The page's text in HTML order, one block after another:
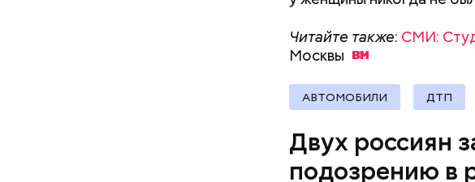
Читайте также: СМИ:
Москвы
АВТОМОБИЛИ ДТП
Двух россиян
подозрению в
Читайте также: Женщина